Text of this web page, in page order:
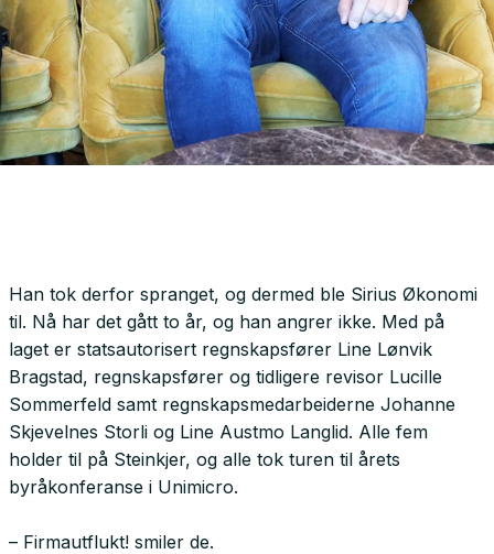
Han tok derfor spranget, og dermed ble Sirius Økonomi
til. Nå har det gått to år, og han angrer ikke. Med på
laget er statsautorisert regnskapsfører Line Lønvik
Bragstad, regnskapsfører og tidligere revisor Lucille
Sommerfeld samt regnskapsmedarbeiderne Johanne
Skjevelnes Storli og Line Austmo Langlid. Alle fem
holder til på Steinkjer, og alle tok turen til årets
byråkonferanse i Unimicro.
– Firmautflukt! smiler de.